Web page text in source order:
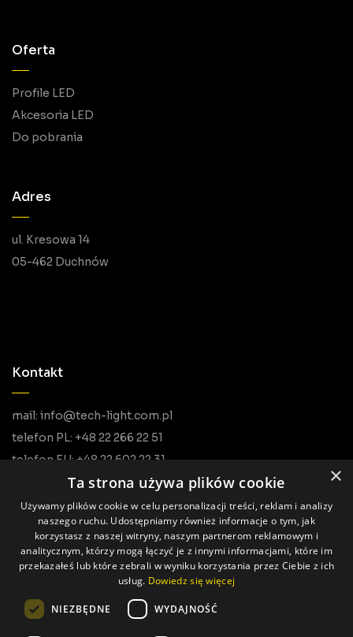
Oferta
Profile LED
Akcesoria LED
Do pobrania
Adres
ul. Kresowa 14
05-462 Duchnów
Kontakt
mail: info@tech-light.com.pl
telefon PL: +48 22 266 22 51
telefon EU: +48 22 602 22 31
Wszystkie prawa zastrzeżone © Tech Light
Realizacja: Pageart
×
Ta strona używa plików cookie
Używamy plików cookie w celu personalizacji treści, reklam i analizy
naszego ruchu. Udostępniamy również informacje o tym, jak
korzystasz z naszej witryny, naszym partnerom reklamowym i
analitycznym, którzy mogą łączyć je z innymi informacjami, które im
przekazałeś lub które zebrali w wyniku korzystania przez Ciebie z ich
usług. Dowiedz się więcej
NIEZBĘDNE WYDAJNOŚĆ